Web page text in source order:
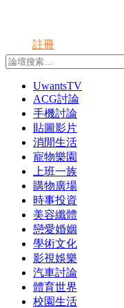
註冊
UwantsTV
ACG討論
手機討論
貼圖影片
消閒生活
寵物樂園
上班一族
購物廣場
時事投資
美容纖體
戀愛婚姻
學術文化
影視娛樂
汽車討論
體育世界
校園生活